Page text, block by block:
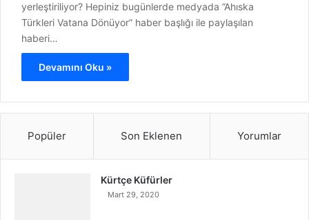
yerleştiriliyor? Hepiniz bugünlerde medyada ”Ahıska
Türkleri Vatana Dönüyor” haber başlığı ile paylaşılan
haberi…
Devamını Oku »
Popüler Son Eklenen Yorumlar
Kürtçe Küfürler
Mart 29, 2020